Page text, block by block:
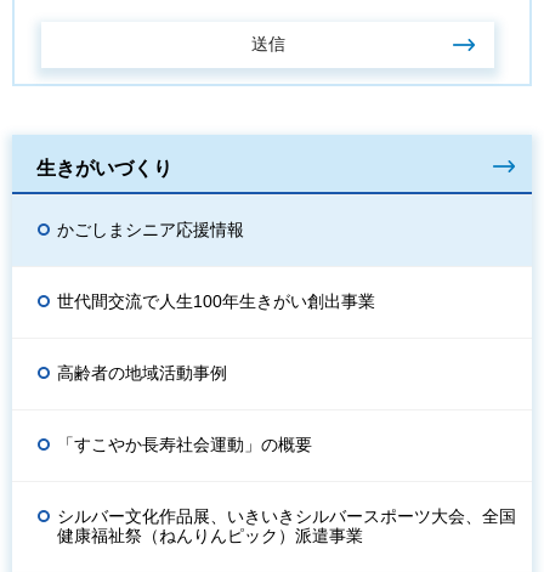
生きがいづくり
かごしまシニア応援情報
世代間交流で人生100年生きがい創出事業
高齢者の地域活動事例
「すこやか長寿社会運動」の概要
シルバー文化作品展、いきいきシルバースポーツ大会、全国
健康福祉祭（ねんりんピック）派遣事業